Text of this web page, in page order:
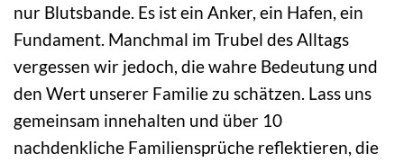
nur Blutsbande. Es ist ein Anker, ein Hafen, ein
Fundament. Manchmal im Trubel des Alltags
vergessen wir jedoch, die wahre Bedeutung und
den Wert unserer Familie zu schätzen. Lass uns
gemeinsam innehalten und über 10
nachdenkliche Familiensprüche reflektieren, die